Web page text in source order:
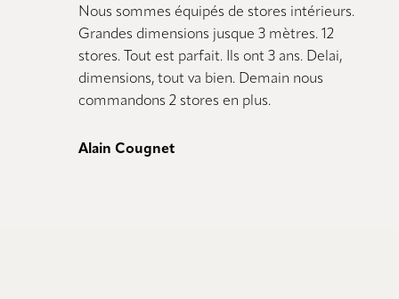
Nous sommes équipés de stores intérieurs.
Grandes dimensions jusque 3 mètres. 12
stores. Tout est parfait. Ils ont 3 ans. Delai,
dimensions, tout va bien. Demain nous
commandons 2 stores en plus.
Alain Cougnet